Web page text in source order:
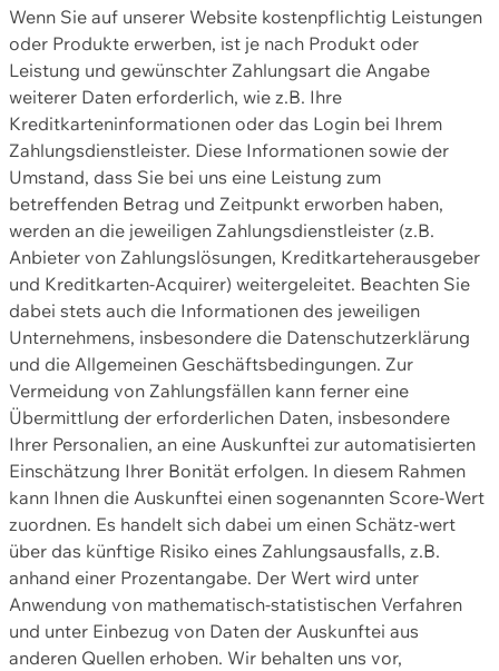
Wenn Sie auf unserer Website kostenpflichtig Leistungen
oder Produkte erwerben, ist je nach Produkt oder
Leistung und gewünschter Zahlungsart die Angabe
weiterer Daten erforderlich, wie z.B. Ihre
Kreditkarteninformationen oder das Login bei Ihrem
Zahlungsdienstleister. Diese Informationen sowie der
Umstand, dass Sie bei uns eine Leistung zum
betreffenden Betrag und Zeitpunkt erworben haben,
werden an die jeweiligen Zahlungsdienstleister (z.B.
Anbieter von Zahlungslösungen, Kreditkarteherausgeber
und Kreditkarten-Acquirer) weitergeleitet. Beachten Sie
dabei stets auch die Informationen des jeweiligen
Unternehmens, insbesondere die Datenschutzerklärung
und die Allgemeinen Geschäftsbedingungen. Zur
Vermeidung von Zahlungsfällen kann ferner eine
Übermittlung der erforderlichen Daten, insbesondere
Ihrer Personalien, an eine Auskunftei zur automatisierten
Einschätzung Ihrer Bonität erfolgen. In diesem Rahmen
kann Ihnen die Auskunftei einen sogenannten Score-Wert
zuordnen. Es handelt sich dabei um einen Schätz-wert
über das künftige Risiko eines Zahlungsausfalls, z.B.
anhand einer Prozentangabe. Der Wert wird unter
Anwendung von mathematisch-statistischen Verfahren
und unter Einbezug von Daten der Auskunftei aus
anderen Quellen erhoben. Wir behalten uns vor,